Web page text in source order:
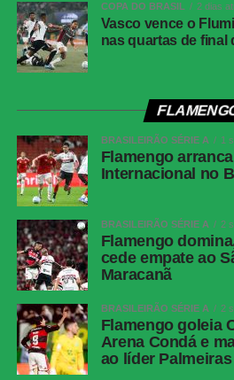
Árbitro
Flávio Rodrigues de
Assistentes
Alex Ang Ribeiro e
VAR
Jandrei; Gabriel
Aderlan (Nathan);
Lanza (Diogo
Marcos Paulo
Técnico: Maurício
Atlético-MG
Renan Lodi; Cissé
(Maycon), Bernard
(Alan Minda); Cuello
Eduardo Domínguez.
COMENTE ABAIXO:
COPA DO BRASIL 2 dias
Vasco vence o
nas quartas de final
BRASILEIRÃO SÉRIE A 1
Flamengo
Internacional no
BRASILEIRÃO SÉRIE A 2
Flamengo
cede empate ao
Maracanã
BRASILEIRÃO SÉRIE A 2
Flamengo goleia
Arena Condá e
ao líder Palmeiras